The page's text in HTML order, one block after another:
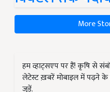
More
हम व्हाट्सएप पर हैं! कृषि से
लेटेस्ट ख़बरें मोबाइल में पढ़ने के
जुड़ें.